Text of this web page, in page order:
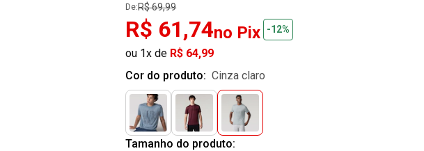
De:R$ 69,99
R$ 61,74no Pix -12%
ou 1x de R$ 64,99
Cor do produto:
cinza claro
Tamanho do produto: